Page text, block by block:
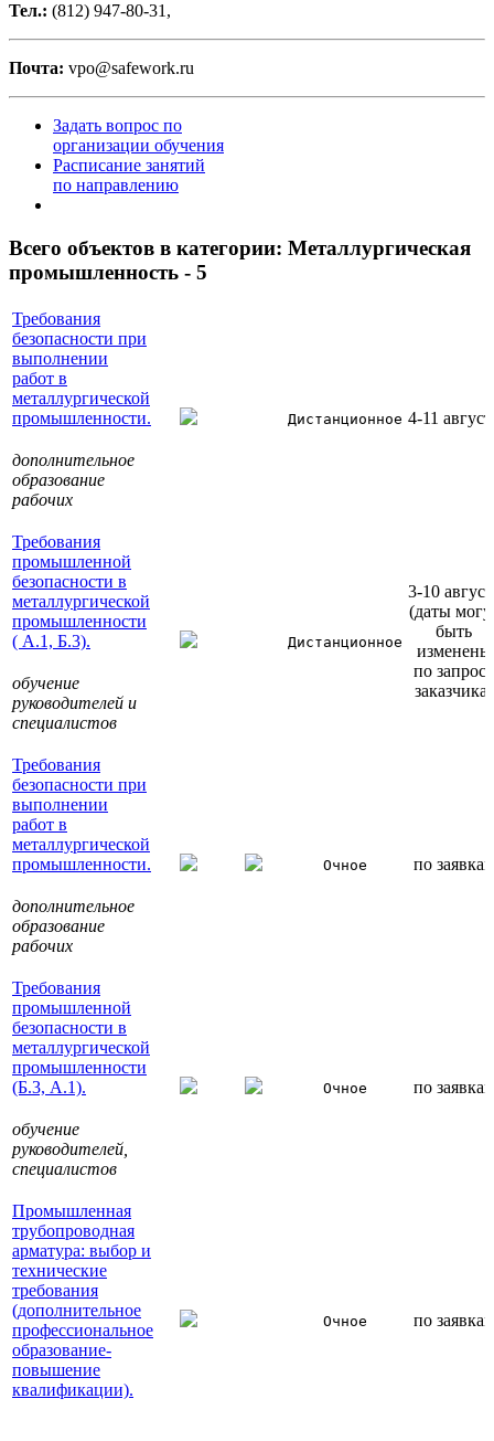
Тел.: (812) 947-80-31,
Почта: vpo@safework.ru
Задать вопрос по
организации обучения
Расписание занятий
по направлению
Всего объектов в категории: Металлургическая
промышленность - 5
Требования
безопасности при
выполнении
работ в
металлургической
промышленности.
дополнительное
образование
рабочих
Дистанционное 4-11
Требования
промышленной
безопасности в
металлургической
промышленности
( А.1, Б.3).
обучение
руководителей и
специалистов
Дистанционное
3-10
(даты
быть
изменены
по запросу
заказчика)
Требования
безопасности при
выполнении
работ в
металлургической
промышленности.
дополнительное
образование
рабочих
Очное по заявкам
Требования
промышленной
безопасности в
металлургической
промышленности
(Б.3, А.1).
обучение
руководителей,
специалиcтов
Очное по заявкам
Промышленная
трубопроводная
арматура: выбор и
технические
требования
(дополнительное
профессиональное
образование-
повышение
квалификации).
Очное по заявкам